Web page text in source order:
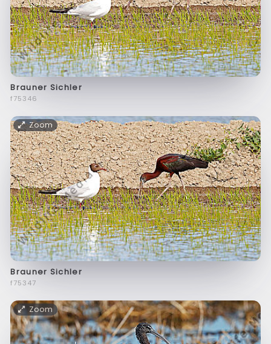
Brauner Sichler
f75346
Zoom
Brauner Sichler
f75347
Zoom